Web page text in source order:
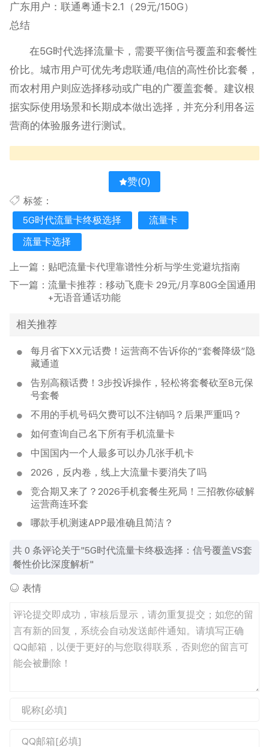
广东用户‌：联通粤通卡2.1（29元/150G）
总结
在5G时代选择流量卡，需要平衡信号覆盖和套餐性
价比。城市用户可优先考虑联通/电信的高性价比套餐，
而农村用户则应选择移动或广电的广覆盖套餐。建议根
据实际使用场景和长期成本做出选择，并充分利用各运
营商的体验服务进行测试。
赞(0)
标签：
5G时代流量卡终极选择
流量卡
流量卡选择
上一篇： 贴吧流量卡代理靠谱性分析与学生党避坑指南
下一篇： 流量卡推荐：移动飞鹿卡 29元/月享80G全国通用
+无语音通话功能
相关推荐
每月省下XX元话费！运营商不告诉你的“套餐降级”隐
藏通道
告别高额话费！3步投诉操作，轻松将套餐砍至8元保
号套餐
不用的手机号码欠费可以不注销吗？后果严重吗？
如何查询自己名下所有手机流量卡
中国国内一个人最多可以办几张手机卡
2026，反内卷，线上大流量卡要消失了吗
竞合期又来了？2026手机套餐生死局！三招教你破解
运营商连环套
哪款手机测速APP最准确且简洁？
共0 条评论关于"5G时代流量卡终极选择：信号覆盖VS套
餐性价比深度解析"
表情